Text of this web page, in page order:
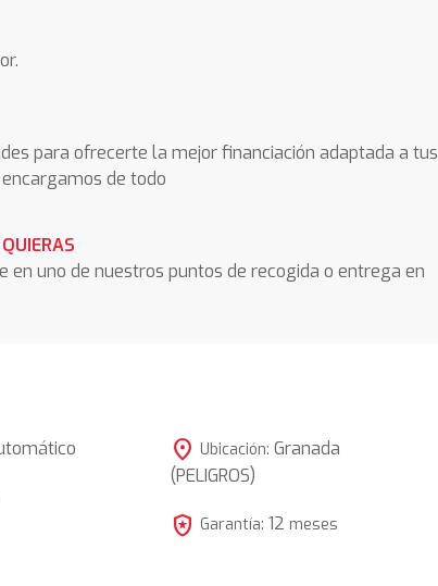
para ofrecerte la mejor financiación adaptada a tus
de todo
uno de nuestros puntos de recogida o entrega en
location_on Ubicación: Granada
(PELIGROS)
local_police Garantía: 12 meses